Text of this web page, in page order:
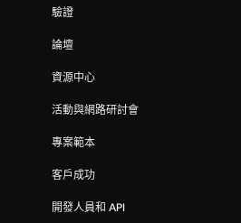
驗證
論壇
資源中心
活動與網路研討會
專案範本
客戶成功
開發人員和 API